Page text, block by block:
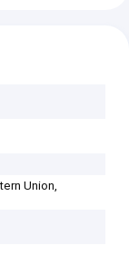
Union,